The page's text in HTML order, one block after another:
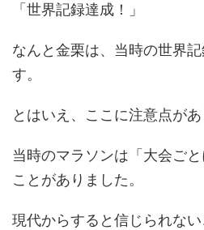
「世界記録達成！」
なんと金栗は、当時の世界
す。
とはいえ、ここに注意点があ
当時のマラソンは「大会ご
ことがありました。
現代からすると信じられな